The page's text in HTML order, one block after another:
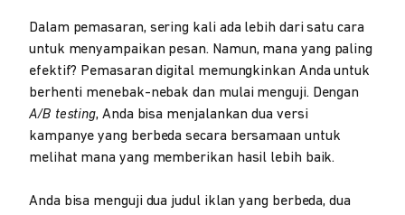
Dalam pemasaran, sering kali ada lebih dari satu cara
untuk menyampaikan pesan. Namun, mana yang paling
efektif? Pemasaran digital memungkinkan Anda untuk
berhenti menebak-nebak dan mulai menguji. Dengan
A/B testing, Anda bisa menjalankan dua versi
kampanye yang berbeda secara bersamaan untuk
melihat mana yang memberikan hasil lebih baik.
Anda bisa menguji dua judul iklan yang berbeda, dua